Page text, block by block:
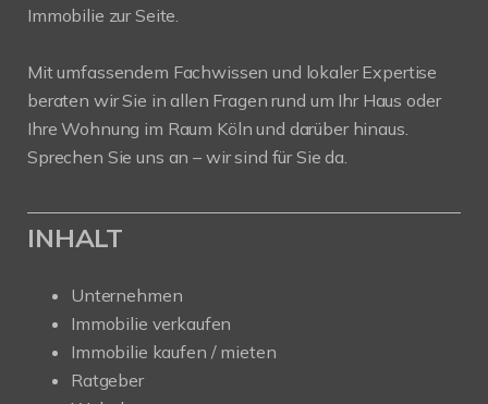
Immobilie zur Seite.
Mit umfassendem Fachwissen und lokaler Expertise
beraten wir Sie in allen Fragen rund um Ihr Haus oder
Ihre Wohnung im Raum Köln und darüber hinaus.
Sprechen Sie uns an – wir sind für Sie da.
INHALT
Unternehmen
Immobilie verkaufen
Immobilie kaufen / mieten
Ratgeber